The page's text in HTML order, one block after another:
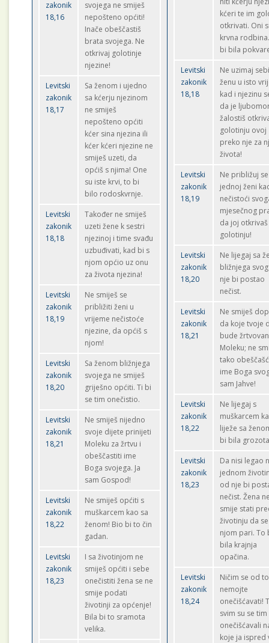
zakonik
18,16
svojega ne smiješ
nepošteno općiti!
Inače obeščastiš
brata svojega. Ne
otkrivaj golotinje
njezine!
Levitski
zakonik
18,17
Sa ženom i ujedno
sa kćerju njezinom
ne smiješ
nepošteno općiti
kćer sina njezina ili
kćer kćeri njezine ne
smiješ uzeti, da
općiš s njima! One
su iste krvi, to bi
bilo rodoskvrnje.
Levitski
zakonik
18,18
Također ne smiješ
uzeti žene k sestri
njezinoj i time svađu
uzbuđivati, kad bi s
njom općio uz onu
za života njezina!
Levitski
zakonik
18,19
Ne smiješ se
približiti ženi u
vrijeme nečistoće
njezine, da općiš s
njom!
Levitski
zakonik
18,20
Sa ženom bližnjega
svojega ne smiješ
griješno općiti. Ti bi
se tim onečistio.
Levitski
zakonik
18,21
Ne smiješ nijedno
svoje dijete prinijeti
Moleku za žrtvu i
obeščastiti ime
Boga svojega. Ja
sam Gospod!
Levitski
zakonik
18,22
Ne smiješ općiti s
muškarcem kao sa
ženom! Bio bi to čin
gadan.
Levitski
zakonik
18,23
I sa životinjom ne
smiješ općiti i sebe
onečistiti žena se ne
smije podati
životinji za općenje!
Bila bi to sramota
velika.
kćeri te im
otkrivati. Oni
krvna
bi bila
Levitski
zakonik
18,18
Ne uzimaj
ženu u isto
kad i njezinu
da je
žalostiš
golotinju ovoj
preko nje za
života!
Levitski
zakonik
18,19
Ne približuj
jednoj ženi
nečistoći
mjesečnog
da joj otkrivaš
golotinju!
Levitski
zakonik
18,20
Ne lijegaj sa
bližnjega
nje bi postao
nečist.
Levitski
zakonik
18,21
Ne smiješ
da koje tvoje
bude
Moleku; ne
tako
ime Boga
sam Jahve!
Levitski
zakonik
18,22
Ne lijegaj s
muškarcem
liježe sa
bi bila
Levitski
zakonik
18,23
Da nisi legao
jednom
od nje bi
nečist. Žena
smije stati
životinju da
njom pari. To
bila krajnja
opačina.
Levitski
zakonik
18,24
Ničim se od
nemojte
onečišćavati!
svim su se tim
onečišćavali
koje ja ispred